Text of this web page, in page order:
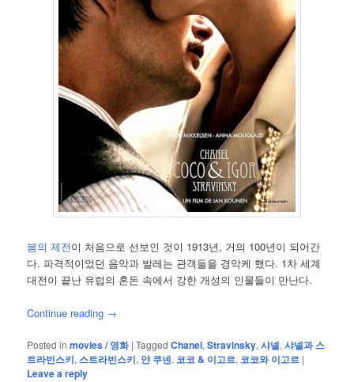
봄의 제전이 처음으로 선보인 것이 1913년, 거의 100년이 되어간
다. 파격적이었던 음악과 발레는 관객들을 경악케 했다. 1차 세계
대전이 끝난 유럽의 혼돈 속에서 강한 개성의 인물들이 만난다.
Continue reading →
Posted in movies / 영화 |Tagged Chanel,Stravinsky,샤넬,샤넬과 스
트라빈스키, 스트라빈스키, 얀 쿠넨, 코코 & 이고르, 코코와 이고르 |
Leave a reply